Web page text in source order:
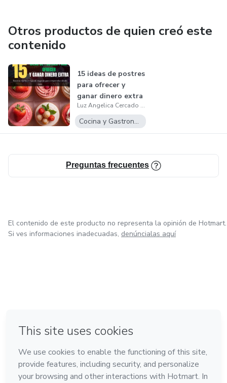
Otros productos de quien creó este
contenido
15 ideas de postres
para ofrecer y
ganar dinero extra
Luz Angelica Cercado Miranda
Cocina y Gastronomía
Preguntas frecuentes
El contenido de este producto no representa la opinión de Hotmart.
Si ves informaciones inadecuadas, denúncialas aquí
Hecho con❤ en Belo Horizonte